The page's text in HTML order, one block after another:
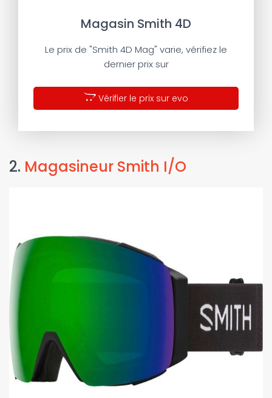
Magasin Smith 4D
Le prix de "Smith 4D Mag" varie, vérifiez le
dernier prix sur
Vérifier le prix sur evo
2. Magasineur Smith I/O